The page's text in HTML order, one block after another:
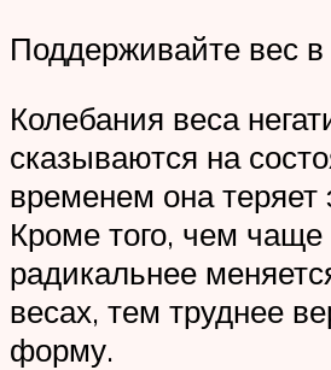
Поддерживайте вес
Колебания веса
сказываются на
временем она теряет
Кроме того, чем чаще
радикальнее
весах, тем труднее
форму.